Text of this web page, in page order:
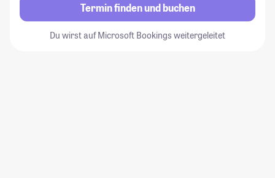
Termin finden und buchen
Du wirst auf Microsoft Bookings weitergeleitet